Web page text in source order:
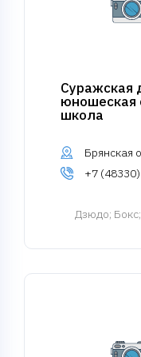
Суражская
юношеская
школа
Брянская
+7
Дзюдо;